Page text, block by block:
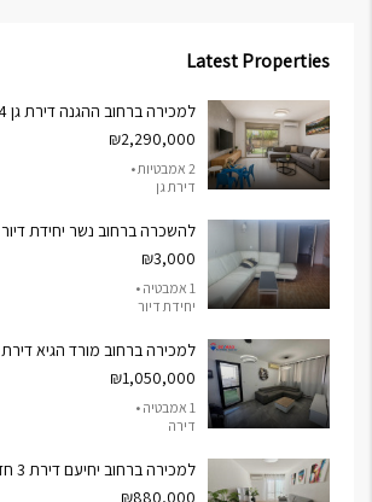
Latest Properties
למכירה ברחוב ההגנה דירת גן 4 חדרים
₪2,290,000
2 אמבטיות •
דירת גן
להשכרה ברחוב נשר יחידת דיור 2 חדרים
₪3,000
1 אמבטיה •
יחידת דיור
למכירה ברחוב מורד הגיא דירת 3.5 חדרים
₪1,050,000
1 אמבטיה •
דירה
למכירה ברחוב יחיעם דירת 3 חדרים
₪880,000